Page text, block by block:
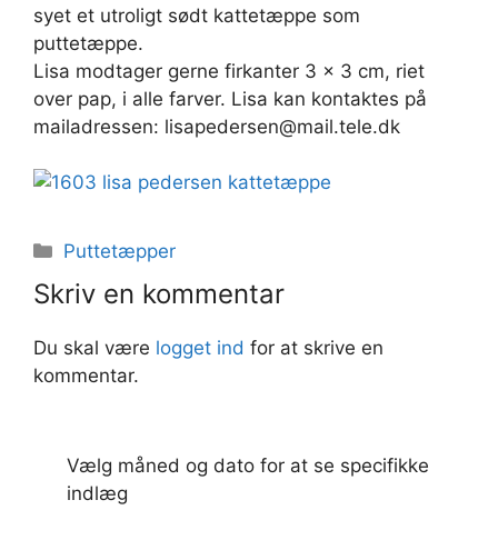
syet et utroligt sødt kattetæppe som
puttetæppe.
Lisa modtager gerne firkanter 3 x 3 cm, riet
over pap, i alle farver. Lisa kan kontaktes på
mailadressen: lisapedersen@mail.tele.dk
Kategorier
Puttetæpper
Skriv en kommentar
Du skal være logget ind for at skrive en
kommentar.
Vælg måned og dato for at se specifikke
indlæg